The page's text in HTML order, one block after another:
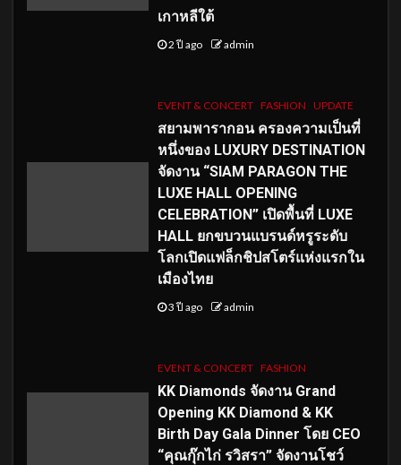
เกาหลีใต้
2 ปี ago admin
EVENT & CONCERT FASHION UPDATE
สยามพารากอน ครองความเป็นที่
หนึ่งของ LUXURY DESTINATION
จัดงาน “SIAM PARAGON THE
LUXE HALL OPENING
CELEBRATION” เปิดพื้นที่ LUXE
HALL ยกขบวนแบรนด์หรูระดับ
โลกเปิดแฟล็กชิปสโตร์แห่งแรกใน
เมืองไทย
3 ปี ago admin
EVENT & CONCERT FASHION
KK Diamonds จัดงาน Grand
Opening KK Diamond & KK
Birth Day Gala Dinner โดย CEO
“คุณกุ๊กไก่ รวิสรา” จัดงานโชว์